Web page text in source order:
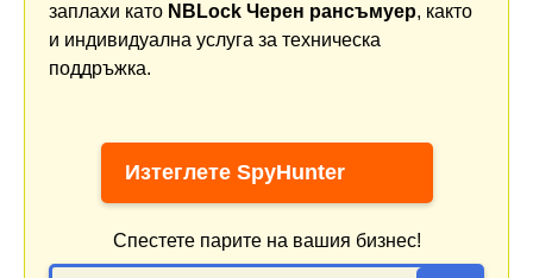
заплахи като NBLock Черен рансъмуер, както
и индивидуална услуга за техническа
поддръжка.
Изтеглете SpyHunter
Спестете парите на вашия бизнес!